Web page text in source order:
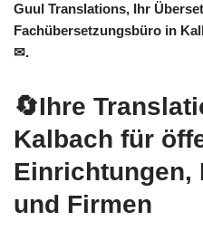
Guul Translations, Ihr
Fachübersetzungsbüro in
✉.
🔄Ihre
Kalbach für
Einrichtungen,
und Firmen